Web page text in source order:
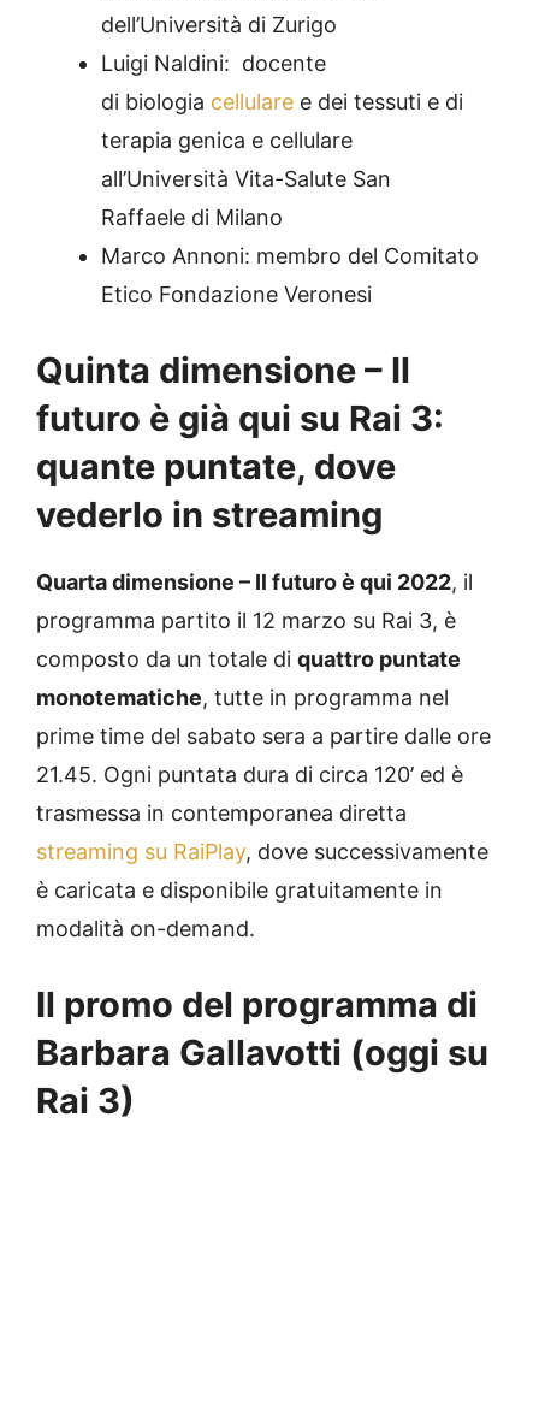
dell’Università di Zurigo
Luigi Naldini: docente
di biologia cellulare e dei tessuti e di
terapia genica e cellulare
all’Università Vita-Salute San
Raffaele di Milano
Marco Annoni: membro del Comitato
Etico Fondazione Veronesi
Quinta dimensione – Il
futuro è già qui su Rai 3:
quante puntate, dove
vederlo in streaming
Quarta dimensione – Il futuro è qui 2022, il
programma partito il 12 marzo su Rai 3, è
composto da un totale di quattro puntate
monotematiche, tutte in programma nel
prime time del sabato sera a partire dalle ore
21.45. Ogni puntata dura di circa 120’ ed è
trasmessa in contemporanea diretta
streaming su RaiPlay, dove successivamente
è caricata e disponibile gratuitamente in
modalità on-demand.
Il promo del programma di
Barbara Gallavotti (oggi su
Rai 3)